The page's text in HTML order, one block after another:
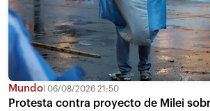
Mundo 06/08/2026 21:50
Protesta contra proyecto de Milei